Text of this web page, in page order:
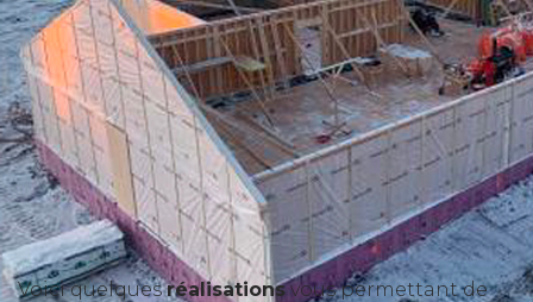
Voici quelquesréalisationsvous permettant de